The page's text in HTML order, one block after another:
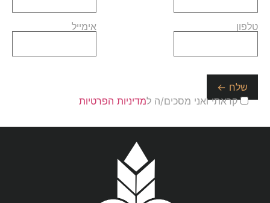
טלפון אימייל
קראתי ואני מסכים/ה למדיניות הפרטיות